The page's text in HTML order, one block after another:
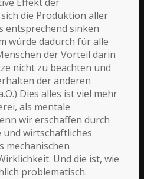
die Produktion aller
entsprechend sinken
würde dadurch für alle
der Vorteil darin
nicht zu beachten und
der anderen
Dies alles ist viel mehr
als mentale
wir erschaffen durch
wirtschaftliches
mechanischen
Und die ist, wie
problematisch.